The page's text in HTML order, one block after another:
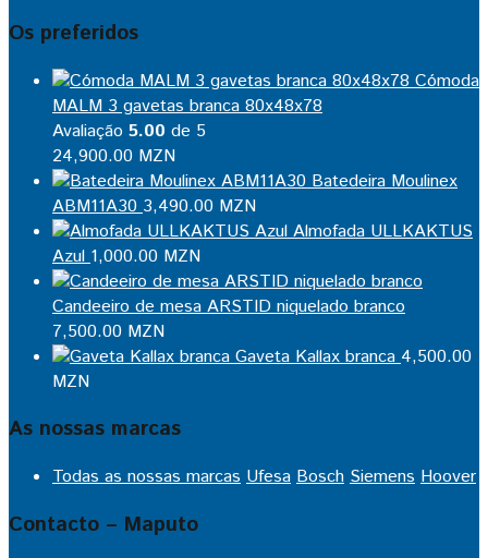
Os preferidos
Cómoda
MALM 3 gavetas branca 80x48x78
Avaliação 5.00 de 5
24,900.00 MZN
Batedeira Moulinex
ABM11A30 3,490.00 MZN
Almofada ULLKAKTUS
Azul 1,000.00 MZN
Candeeiro de mesa ARSTID niquelado branco
7,500.00 MZN
Gaveta Kallax branca 4,500.00
MZN
As nossas marcas
Todas as nossas marcas Ufesa Bosch Siemens Hoover
Contacto – Maputo